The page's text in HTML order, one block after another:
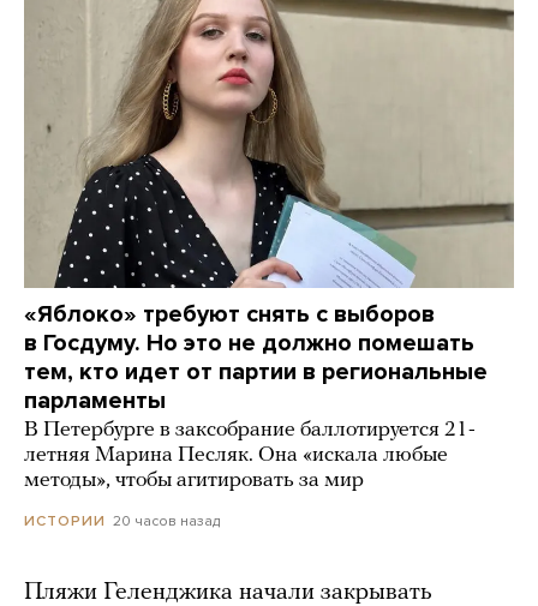
«Яблоко» требуют снять с выборов
в Госдуму. Но это не должно помешать
тем, кто идет от партии в региональные
парламенты
В Петербурге в заксобрание баллотируется 21-
летняя Марина Песляк. Она «искала любые
методы», чтобы агитировать за мир
ИСТОРИИ 20 часов назад
Пляжи Геленджика начали закрывать